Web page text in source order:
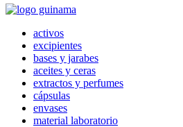
activos
excipientes
bases y jarabes
aceites y ceras
extractos y perfumes
cápsulas
envases
material laboratorio